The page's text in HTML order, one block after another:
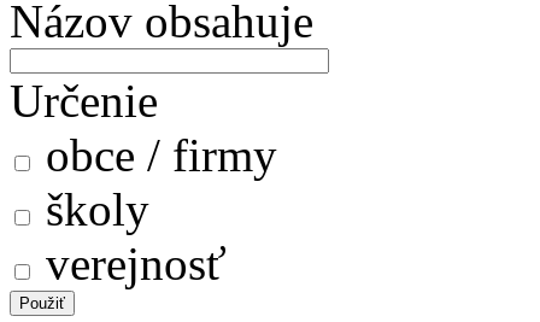
Názov obsahuje
Určenie
obce / firmy
školy
verejnosť